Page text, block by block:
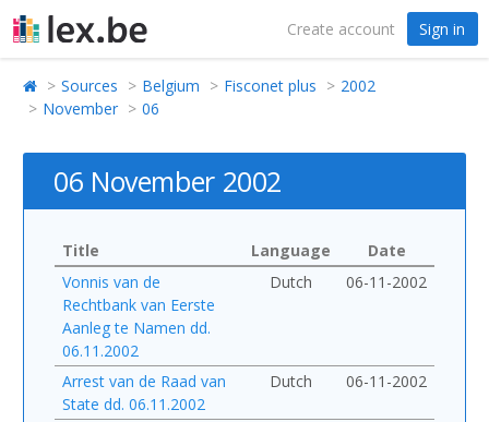
Create account Sign in
Sources Belgium Fisconet plus
2002
November
06
06 November 2002
Title Language
Date
Vonnis van de
Rechtbank van Eerste
Aanleg te Namen dd.
06.11.2002
Dutch 06-11-2002
Arrest van de Raad van
State dd. 06.11.2002
Dutch 06-11-2002